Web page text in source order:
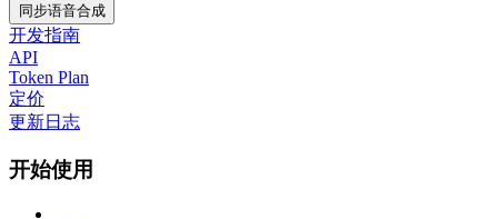
同步语音合成
开发指南
API
Token Plan
定价
更新日志
开始使用